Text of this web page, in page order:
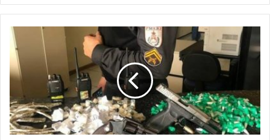
a
s
e
e
d
e
r
e
O
p
r
ç
ã
o
d